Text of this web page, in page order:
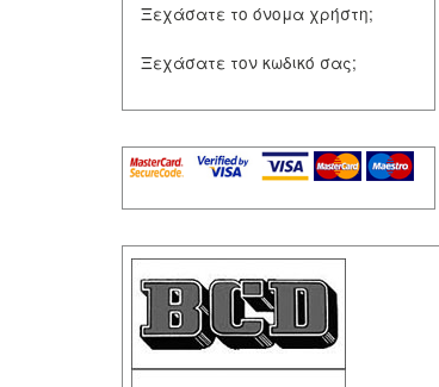
Ξεχάσατε το όνομα χρήστη;
Ξεχάσατε τον κωδικό σας;